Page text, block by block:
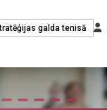
galda tenisā